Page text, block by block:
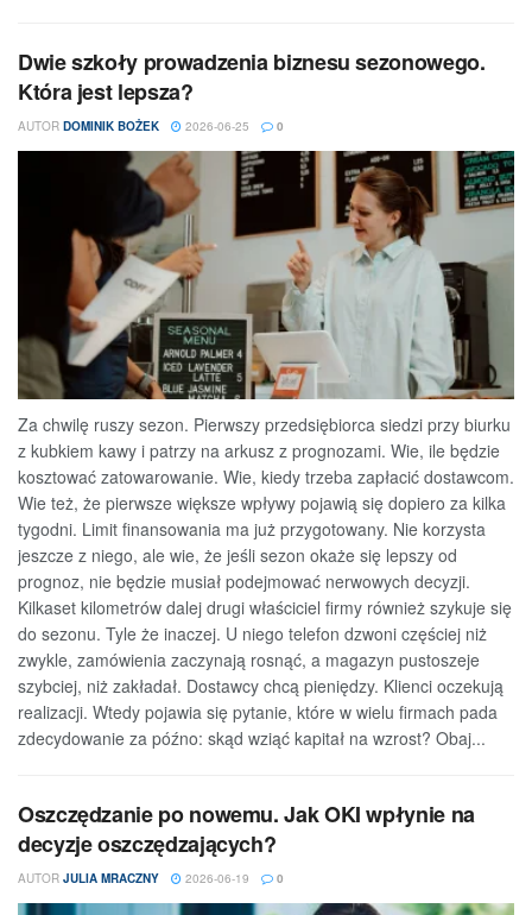
Dwie szkoły prowadzenia biznesu sezonowego.
Która jest lepsza?
AUTOR DOMINIK BOŻEK 2026-06-25 0
Za chwilę ruszy sezon. Pierwszy przedsiębiorca siedzi przy biurku
z kubkiem kawy i patrzy na arkusz z prognozami. Wie, ile będzie
kosztować zatowarowanie. Wie, kiedy trzeba zapłacić dostawcom.
Wie też, że pierwsze większe wpływy pojawią się dopiero za kilka
tygodni. Limit finansowania ma już przygotowany. Nie korzysta
jeszcze z niego, ale wie, że jeśli sezon okaże się lepszy od
prognoz, nie będzie musiał podejmować nerwowych decyzji.
Kilkaset kilometrów dalej drugi właściciel firmy również szykuje się
do sezonu. Tyle że inaczej. U niego telefon dzwoni częściej niż
zwykle, zamówienia zaczynają rosnąć, a magazyn pustoszeje
szybciej, niż zakładał. Dostawcy chcą pieniędzy. Klienci oczekują
realizacji. Wtedy pojawia się pytanie, które w wielu firmach pada
zdecydowanie za późno: skąd wziąć kapitał na wzrost? Obaj...
Oszczędzanie po nowemu. Jak OKI wpłynie na
decyzje oszczędzających?
AUTOR JULIA MRACZNY 2026-06-19 0